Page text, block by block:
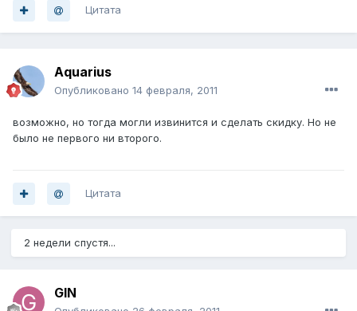
Цитата
Aquarius
Опубликовано 14 февраля, 2011
возможно, но тогда могли извинится и сделать скидку. Но не
было не первого ни второго.
Цитата
2 недели спустя...
GIN